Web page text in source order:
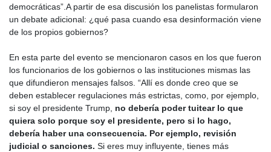
democráticas”.A partir de esa discusión los panelistas formularon
un debate adicional: ¿qué pasa cuando esa desinformación viene
de los propios gobiernos?
En esta parte del evento se mencionaron casos en los que fueron
los funcionarios de los gobiernos o las instituciones mismas las
que difundieron mensajes falsos. “Allí es donde creo que se
deben establecer regulaciones más estrictas, como, por ejemplo,
si soy el presidente Trump, no debería poder tuitear lo que
quiera solo porque soy el presidente, pero si lo hago,
debería haber una consecuencia. Por ejemplo, revisión
judicial o sanciones. Si eres muy influyente, tienes más